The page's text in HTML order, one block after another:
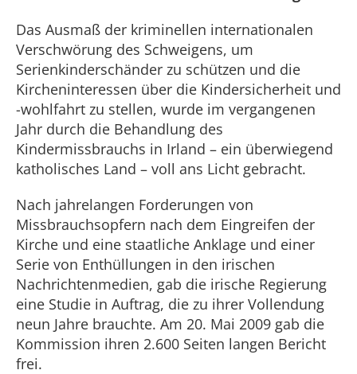
Das Ausmaß der kriminellen internationalen
Verschwörung des Schweigens, um
Serienkinderschänder zu schützen und die
Kircheninteressen über die Kindersicherheit und
-wohlfahrt zu stellen, wurde im vergangenen
Jahr durch die Behandlung des
Kindermissbrauchs in Irland – ein überwiegend
katholisches Land – voll ans Licht gebracht.
Nach jahrelangen Forderungen von
Missbrauchsopfern nach dem Eingreifen der
Kirche und eine staatliche Anklage und einer
Serie von Enthüllungen in den irischen
Nachrichtenmedien, gab die irische Regierung
eine Studie in Auftrag, die zu ihrer Vollendung
neun Jahre brauchte. Am 20. Mai 2009 gab die
Kommission ihren 2.600 Seiten langen Bericht
frei.